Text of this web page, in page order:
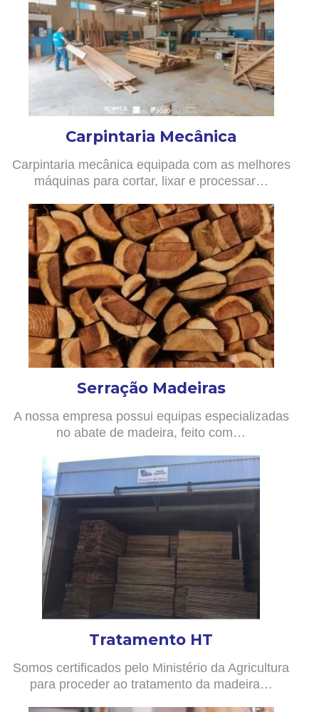
Carpintaria Mecânica
Carpintaria mecânica equipada com as melhores
máquinas para cortar, lixar e processar…
Serração Madeiras
A nossa empresa possui equipas especializadas
no abate de madeira, feito com…
Tratamento HT
Somos certificados pelo Ministério da Agricultura
para proceder ao tratamento da madeira…